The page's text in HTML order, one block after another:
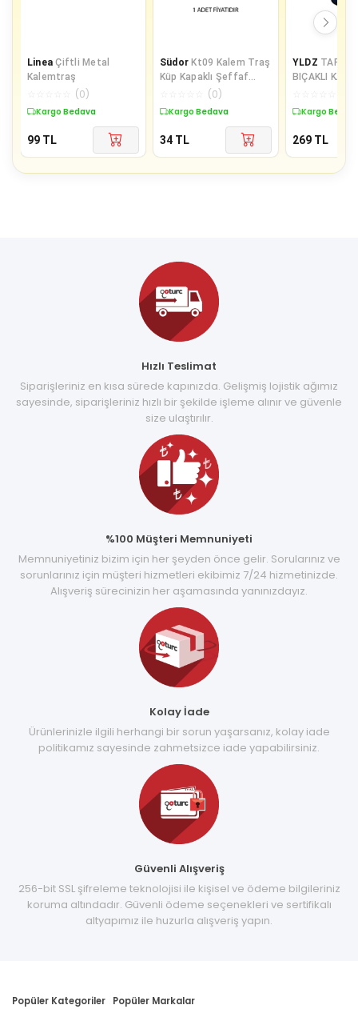
Linea Çiftli Metal
Kalemtraş
(0)
Kargo Bedava
99 TL
Südor Kt09 Kalem Traş
Küp Kapaklı Şeffaf
(0)
Kargo Bedava
34 TL
YLDZ
BIÇAKLI
Kargo
269 TL
Hızlı Teslimat
Siparişleriniz en kısa sürede kapınızda. Gelişmiş lojistik ağımız
sayesinde, siparişleriniz hızlı bir şekilde işleme alınır ve güvenle
size ulaştırılır.
%100 Müşteri Memnuniyeti
Memnuniyetiniz bizim için her şeyden önce gelir. Sorularınız ve
sorunlarınız için müşteri hizmetleri ekibimiz 7/24 hizmetinizde.
Alışveriş sürecinizin her aşamasında yanınızdayız.
Kolay İade
Ürünlerinizle ilgili herhangi bir sorun yaşarsanız, kolay iade
politikamız sayesinde zahmetsizce iade yapabilirsiniz.
Güvenli Alışveriş
256-bit SSL şifreleme teknolojisi ile kişisel ve ödeme bilgileriniz
koruma altındadır. Güvenli ödeme seçenekleri ve sertifikalı
altyapımız ile huzurla alışveriş yapın.
Popüler Kategoriler Popüler Markalar